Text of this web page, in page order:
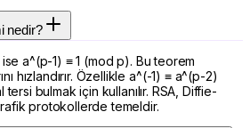
nedir?
a^(p-1) ≡ 1 (mod p). Bu teorem
hızlandırır. Özellikle a^(-1) ≡ a^(p-2)
bulmak için kullanılır. RSA, Diffie-
protokollerde temeldir.